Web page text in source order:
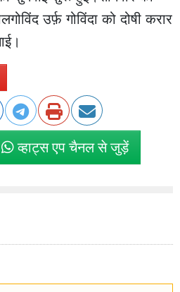
उर्फ़ गोविंदा को दोषी करार
व्हाट्स एप चैनल से जुड़ें